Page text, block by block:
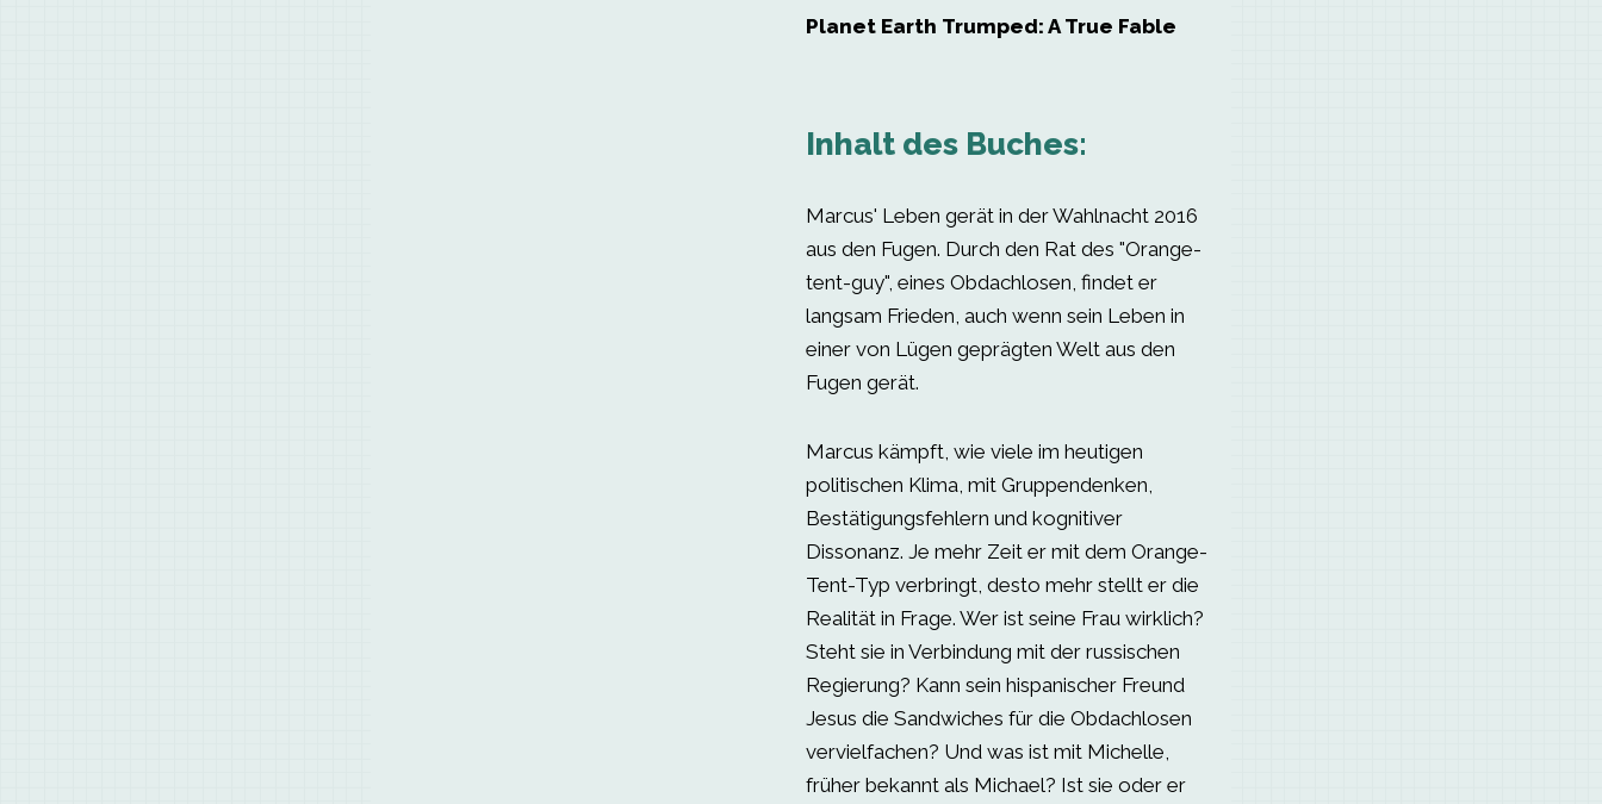
Planet Earth Trumped: A True Fable
Inhalt des Buches:
Marcus' Leben gerät in der Wahlnacht 2016
aus den Fugen. Durch den Rat des "Orange-
tent-guy", eines Obdachlosen, findet er
langsam Frieden, auch wenn sein Leben in
einer von Lügen geprägten Welt aus den
Fugen gerät.
Marcus kämpft, wie viele im heutigen
politischen Klima, mit Gruppendenken,
Bestätigungsfehlern und kognitiver
Dissonanz. Je mehr Zeit er mit dem Orange-
Tent-Typ verbringt, desto mehr stellt er die
Realität in Frage. Wer ist seine Frau wirklich?
Steht sie in Verbindung mit der russischen
Regierung? Kann sein hispanischer Freund
Jesus die Sandwiches für die Obdachlosen
vervielfachen? Und was ist mit Michelle,
früher bekannt als Michael? Ist sie oder er